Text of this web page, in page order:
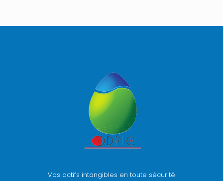
Vos actifs intangibles en toute sécurité